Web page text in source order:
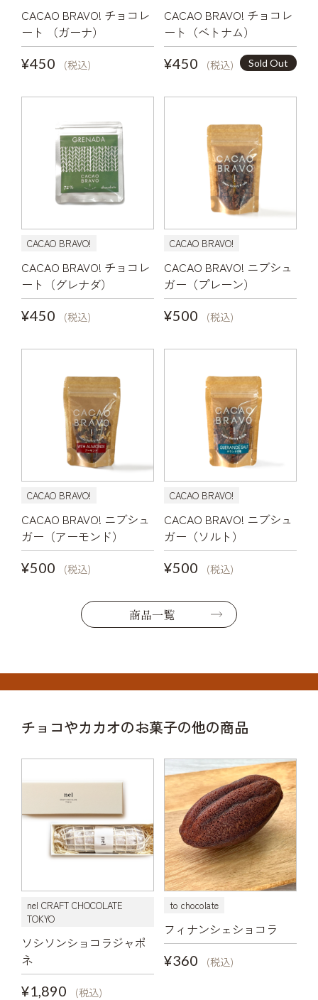
CACAO BRAVO! チョコレ
ート （ガーナ）
¥450
(税込)
CACAO BRAVO! チョコレ
ート（ベトナム）
¥450
(税込) Sold Out
CACAO BRAVO!
CACAO BRAVO! チョコレ
ート（グレナダ）
¥450
(税込)
CACAO BRAVO!
CACAO BRAVO! ニブシュ
ガー（プレーン）
¥500
(税込)
CACAO BRAVO!
CACAO BRAVO! ニブシュ
ガー（アーモンド）
¥500
(税込)
CACAO BRAVO!
CACAO BRAVO! ニブシュ
ガー（ソルト）
¥500
(税込)
商品一覧
チョコやカカオのお菓子の他の商品
nel CRAFT CHOCOLATE
TOKYO
ソシソンショコラジャポ
ネ
¥1,890
(税込)
to chocolate
フィナンシェショコラ
¥360
(税込)